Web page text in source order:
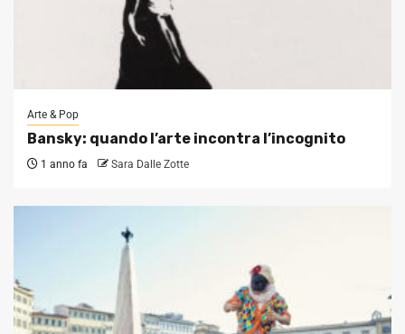
Arte & Pop
Bansky: quando l’arte incontra l’incognito
1 anno fa Sara Dalle Zotte